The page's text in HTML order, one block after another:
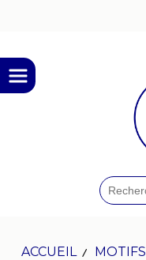
ACCUEIL MOTIFS